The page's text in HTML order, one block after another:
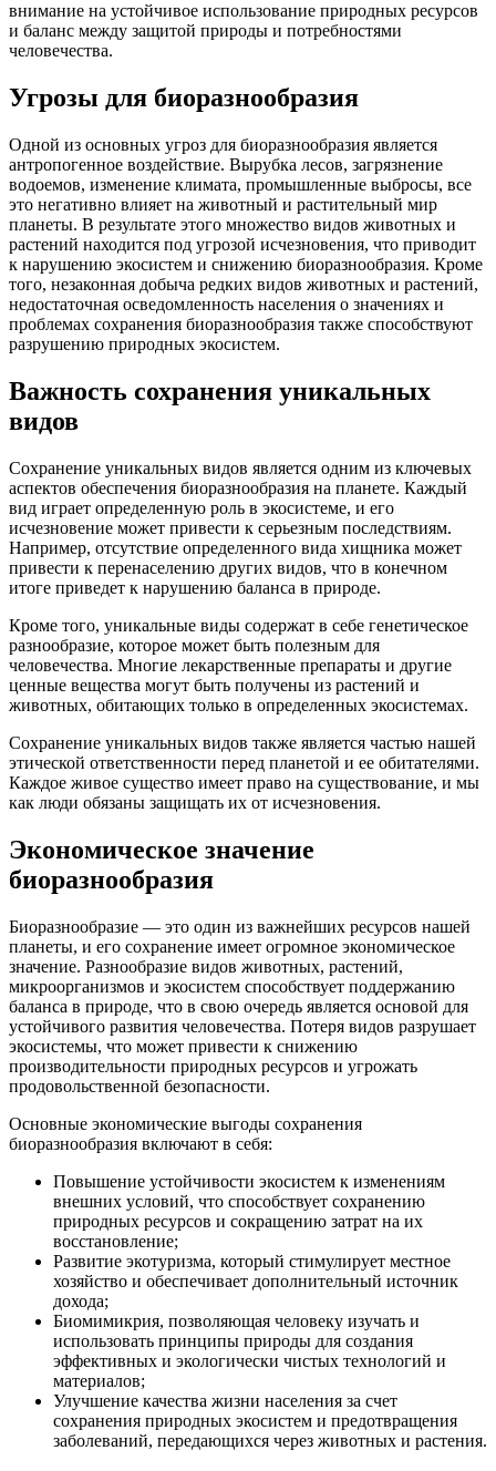
внимание на устойчивое использование природных ресурсов
и баланс между защитой природы и потребностями
человечества.
Угрозы для биоразнообразия
Одной из основных угроз для биоразнообразия является
антропогенное воздействие. Вырубка лесов, загрязнение
водоемов, изменение климата, промышленные выбросы, все
это негативно влияет на животный и растительный мир
планеты. В результате этого множество видов животных и
растений находится под угрозой исчезновения, что приводит
к нарушению экосистем и снижению биоразнообразия. Кроме
того, незаконная добыча редких видов животных и растений,
недостаточная осведомленность населения о значениях и
проблемах сохранения биоразнообразия также способствуют
разрушению природных экосистем.
Важность сохранения уникальных
видов
Сохранение уникальных видов является одним из ключевых
аспектов обеспечения биоразнообразия на планете. Каждый
вид играет определенную роль в экосистеме, и его
исчезновение может привести к серьезным последствиям.
Например, отсутствие определенного вида хищника может
привести к перенаселению других видов, что в конечном
итоге приведет к нарушению баланса в природе.
Кроме того, уникальные виды содержат в себе генетическое
разнообразие, которое может быть полезным для
человечества. Многие лекарственные препараты и другие
ценные вещества могут быть получены из растений и
животных, обитающих только в определенных экосистемах.
Сохранение уникальных видов также является частью нашей
этической ответственности перед планетой и ее обитателями.
Каждое живое существо имеет право на существование, и мы
как люди обязаны защищать их от исчезновения.
Экономическое значение
биоразнообразия
Биоразнообразие — это один из важнейших ресурсов нашей
планеты, и его сохранение имеет огромное экономическое
значение. Разнообразие видов животных, растений,
микроорганизмов и экосистем способствует поддержанию
баланса в природе, что в свою очередь является основой для
устойчивого развития человечества. Потеря видов разрушает
экосистемы, что может привести к снижению
производительности природных ресурсов и угрожать
продовольственной безопасности.
Основные экономические выгоды сохранения
биоразнообразия включают в себя:
Повышение устойчивости экосистем к изменениям
внешних условий, что способствует сохранению
природных ресурсов и сокращению затрат на их
восстановление;
Развитие экотуризма, который стимулирует местное
хозяйство и обеспечивает дополнительный источник
дохода;
Биомимикрия, позволяющая человеку изучать и
использовать принципы природы для создания
эффективных и экологически чистых технологий и
материалов;
Улучшение качества жизни населения за счет
сохранения природных экосистем и предотвращения
заболеваний, передающихся через животных и растения.